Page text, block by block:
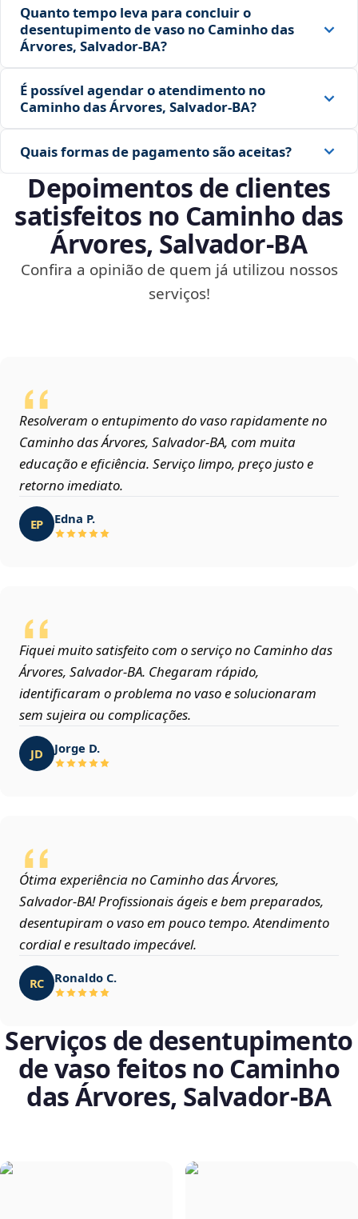
Quanto tempo leva para concluir o
desentupimento de vaso no Caminho das
Árvores, Salvador‑BA?
É possível agendar o atendimento no
Caminho das Árvores, Salvador‑BA?
Quais formas de pagamento são aceitas?
Depoimentos de clientes
satisfeitos no Caminho das
Árvores, Salvador‑BA
Confira a opinião de quem já utilizou nossos
serviços!
Resolveram o entupimento do vaso rapidamente no
Caminho das Árvores, Salvador‑BA, com muita
educação e eficiência. Serviço limpo, preço justo e
retorno imediato.
EP Edna P.
Fiquei muito satisfeito com o serviço no Caminho das
Árvores, Salvador‑BA. Chegaram rápido,
identificaram o problema no vaso e solucionaram
sem sujeira ou complicações.
JD Jorge D.
Ótima experiência no Caminho das Árvores,
Salvador‑BA! Profissionais ágeis e bem preparados,
desentupiram o vaso em pouco tempo. Atendimento
cordial e resultado impecável.
RC Ronaldo C.
Serviços de desentupimento
de vaso feitos no Caminho
das Árvores, Salvador‑BA